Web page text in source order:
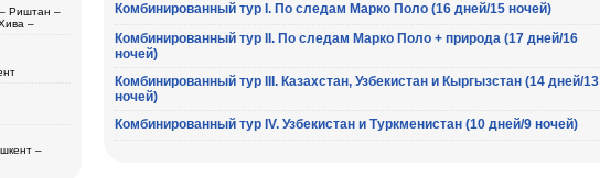
в
Риштан –
–
(3) –
Хива (1) –
–
Комбинированный тур I. По следам Марко Поло (16 дней/15 ночей)
Комбинированный тур II. По следам Марко Поло + природа (17 дней/16
ночей)
Комбинированный тур III. Казахстан, Узбекистан и Кыргызстан (14 дней/13
ночей)
Комбинированный тур IV. Узбекистан и Туркменистан (10 дней/9 ночей)